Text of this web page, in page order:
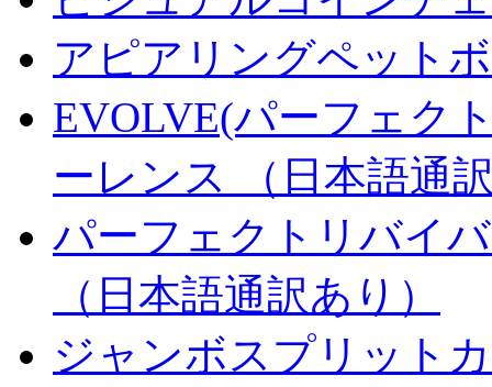
アピアリングペット
EVOLVE(パーフェク
ーレンス （日本語通
パーフェクトリバイ
（日本語通訳あり）
ジャンボスプリット